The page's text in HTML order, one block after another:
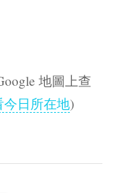
地圖上查
今日所在地)